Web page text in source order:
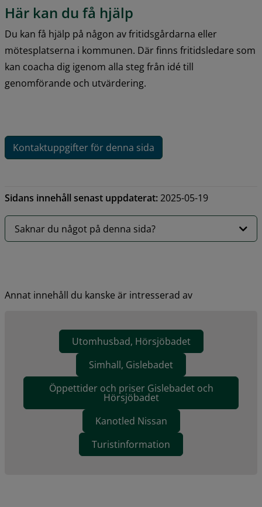
Här kan du få hjälp
Du kan få hjälp på någon av fritidsgårdarna eller
mötesplatserna i kommunen. Där finns fritidsledare som
kan coacha dig igenom alla steg från idé till
genomförande och utvärdering.
Kontaktuppgifter för denna sida
Sidans innehåll senast uppdaterat:2025-05-19
Saknar du något på denna sida?
Annat innehåll du kanske är intresserad av
Utomhusbad, Hörsjöbadet
Simhall, Gislebadet
Öppettider och priser Gislebadet och
Hörsjöbadet
Kanotled Nissan
Turistinformation